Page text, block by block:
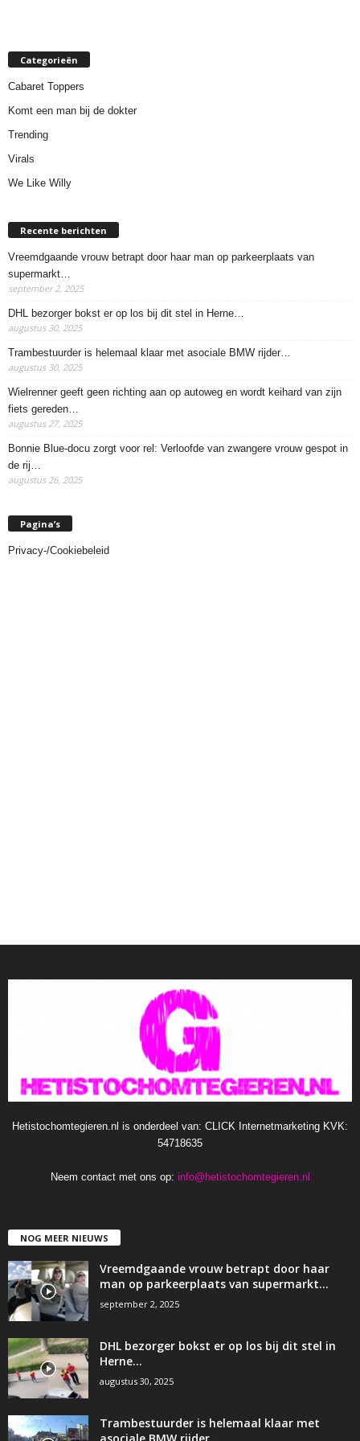
Categorieën
Cabaret Toppers
Komt een man bij de dokter
Trending
Virals
We Like Willy
Recente berichten
Vreemdgaande vrouw betrapt door haar man op parkeerplaats van
supermarkt…
september 2, 2025
DHL bezorger bokst er op los bij dit stel in Herne…
augustus 30, 2025
Trambestuurder is helemaal klaar met asociale BMW rijder…
augustus 30, 2025
Wielrenner geeft geen richting aan op autoweg en wordt keihard van zijn
fiets gereden…
augustus 27, 2025
Bonnie Blue-docu zorgt voor rel: Verloofde van zwangere vrouw gespot in
de rij…
augustus 26, 2025
Pagina’s
Privacy-/Cookiebeleid
Hetistochomtegieren.nl is onderdeel van: CLICK Internetmarketing KVK:
54718635
Neem contact met ons op: info@hetistochomtegieren.nl
NOG MEER NIEUWS
Vreemdgaande vrouw betrapt door haar
man op parkeerplaats van supermarkt…
september 2, 2025
DHL bezorger bokst er op los bij dit stel in
Herne…
augustus 30, 2025
Trambestuurder is helemaal klaar met